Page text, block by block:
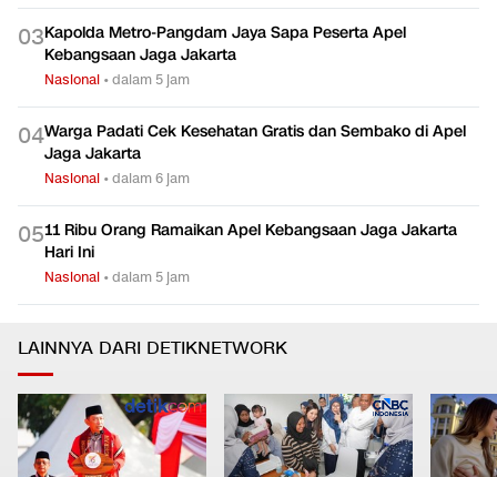
03Kapolda Metro-Pangdam Jaya Sapa Peserta Apel
Kebangsaan Jaga Jakarta
Nasional •dalam 5 jam
04Warga Padati Cek Kesehatan Gratis dan Sembako di Apel
Jaga Jakarta
Nasional •dalam 6 jam
0511 Ribu Orang Ramaikan Apel Kebangsaan Jaga Jakarta
Hari Ini
Nasional •dalam 5 jam
LAINNYA DARI DETIKNETWORK